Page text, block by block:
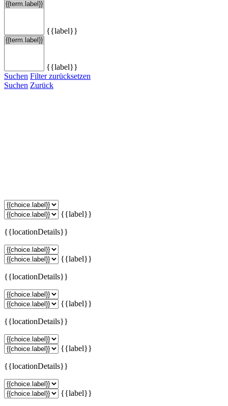
{{label}}
{{label}}
Suchen Filter zurücksetzen
Suchen Zurück
{{label}}
{{locationDetails}}
{{label}}
{{locationDetails}}
{{label}}
{{locationDetails}}
{{label}}
{{locationDetails}}
{{label}}